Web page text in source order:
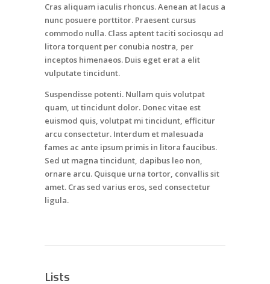
Cras aliquam iaculis rhoncus. Aenean at lacus a
nunc posuere porttitor. Praesent cursus
commodo nulla. Class aptent taciti sociosqu ad
litora torquent per conubia nostra, per
inceptos himenaeos. Duis eget erat a elit
vulputate tincidunt.
Suspendisse potenti. Nullam quis volutpat
quam, ut tincidunt dolor. Donec vitae est
euismod quis, volutpat mi tincidunt, efficitur
arcu consectetur. Interdum et malesuada
fames ac ante ipsum primis in litora faucibus.
Sed ut magna tincidunt, dapibus leo non,
ornare arcu. Quisque urna tortor, convallis sit
amet. Cras sed varius eros, sed consectetur
ligula.
Lists